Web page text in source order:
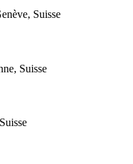
Suisse
Suisse